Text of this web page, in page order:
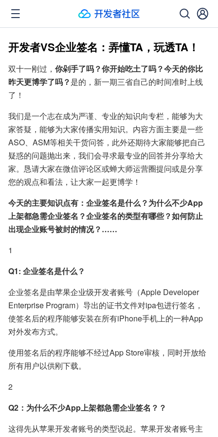
开发者VS企业签名：弄懂TA，玩透TA！
双十一刚过， 你剁手了吗？你开始吃土了吗？今天的你比
昨天更博学了吗？是的，新一期三省自己的时间准时上线
了！
我们是一个志在成为严谨、专业的知识向专栏，能够为大
家答疑，能够为大家传播实用知识。内容方面主要是一些
ASO、ASM等相关干货问答，此外还期待大家能够把自己
疑惑的问题抛出来，我们会寻求最专业的回答并分享给大
家。恳请大家在微信评论区或蝉大师运营圈提问或是分享
您的观点和看法，让大家一起更博学！
今天的主要知识点有：企业签名是什么？为什么不少App
上架都急需企业签名？企业签名的类型有哪些？如何防止
出现企业账号被封的情况？……
1
Q1: 企业签名是什么？
企业签名是由苹果企业级开发者账号（Apple Developer
Enterprise Program）导出的证书文件对ipa包进行签名，
使签名后的程序能够安装在所有iPhone手机上的一种App
对外发布方式。
使用签名后的程序能够不经过App Store审核，同时开放给
所有用户以供刚下载。
2
Q2：为什么不少App上架都急需企业签名？？
这得先从苹果开发者账号的类型说起。苹果开发者账号主